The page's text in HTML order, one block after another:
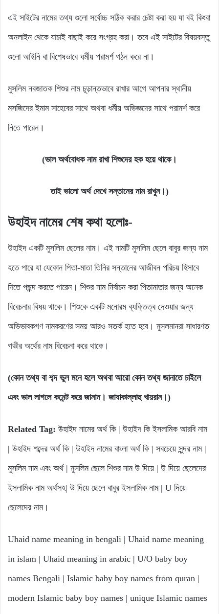
এই সাইটের নামের তথ্য গুলো সর্বোচ্চ সঠিক করার চেষ্টা করা হয় যা বই কিংবা
অনলাইন থেকে যাচাই বাছাই করে সংগ্রহ করা। তবে এই সাইটের বিষয়বস্তু
গুলো আইনি বা বিশেষভাবে ধর্মীয় পরামর্শ গঠন করে না।
মুসলিম নবজাতক শিশুর নাম চূড়ান্তভাবে রাখার আগে আপনার স্থানীয়
মসজিদের ইমাম সাহেবের সাথে অথবা ধর্মীয় অভিজ্ঞদের সাথে পরামর্শ করে
নিতে পারেন।
(ভাল অর্থবোধক নাম রাখা শিশুদের হক হয়ে থাকে।
তাই ভালো অর্থ দেখে সন্তানের নাম রাখুন।)
উহাইদ নামের শেষ কথা হলোঃ-
উহাইদ একটি মুসলিম ছেলের নাম। এই নামটি মুসলিম ছেলে বাবুর জন্য নাম
হতে পারে যা যেকোন পিতা-মাতা তিনির সন্তানের আজীবন পরিচয় হিসাবে
দিতে পছন্দ করতে পারেন। শিশুর নাম নির্বাচন করা পিতামাতার জন্য অনেক
বিবেচনার বিষয় থাকে। শিশুকে একটি মনোরম ব্যক্তিত্ব দেওয়ার জন্য
অভিভাবকগণ নামকরণের সময় আরও সতর্ক হতে হবে। মুসলমানরা সাধারণত
গভীর অর্থের নাম বিবেচনা করে থাকে।
(কোন তথ্য বা শব্দ ভুল মনে হলে অথবা আরো কোন তথ্য জানাতে চাইলে
এবং ভাল লাগলে কমেন্ট করে জানান। জাযাকাল্লাহু খায়রান।)
Related Tag: উহাইদ নামের অর্থ কি | উহাইদ কি ইসলামিক আরবি নাম
| উহাইদ শব্দের অর্থ কি | উহাইদ নামের বাংলা অর্থ কি | সবচেয়ে সুন্দর নাম |
মুসলিম নাম এবং অর্থ | মুসলিম ছেলে শিশুর নাম উ দিয়ে | উ দিয়ে ছেলেদের
ইসলামিক নাম অর্থসহ| উ দিয়ে ছেলে বাবুর ইসলামিক নাম | U দিয়ে
ছেলেদের নাম।
Uhaid name meaning in bengali | Uhaid name meaning
in islam | Uhaid meaning in arabic | U/O baby boy
names Bengali | Islamic baby boy names from quran |
modern Islamic baby boy names | unique Islamic names